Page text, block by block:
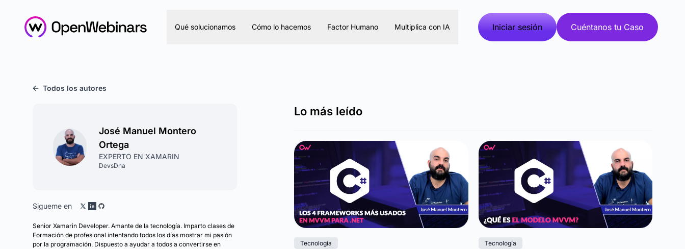
Qué solucionamos Cómo lo hacemos Factor Humano Multiplica con IA Iniciar sesión Cuéntanos tu Caso
Todos los autores
José Manuel Montero
Ortega
EXPERTO EN XAMARIN
DevsDna
Sigueme en
Senior Xamarin Developer. Amante de la tecnología. Imparto clases de
Formación de profesional intentando todos los días mostrar mi pasión
por la programación. Dispuesto a ayudar a todos a convertirse en
Lo más leído
Tecnología Tecnología